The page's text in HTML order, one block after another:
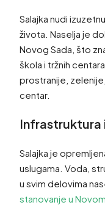
Salajka nudi
života. Naselja je
Novog Sada, što
škola i tržnih
prostranije,
centar.
Infrastruktura
Salajka je
uslugama. Voda,
u svim delovima
stanovanje u